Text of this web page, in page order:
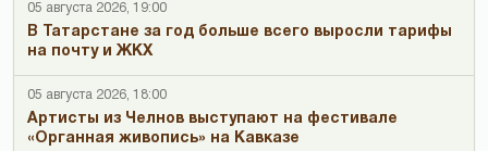
05 августа 2026, 19:00
В Татарстане за год больше всего выросли тарифы
на почту и ЖКХ
05 августа 2026, 18:00
Артисты из Челнов выступают на фестивале
«Органная живопись» на Кавказе